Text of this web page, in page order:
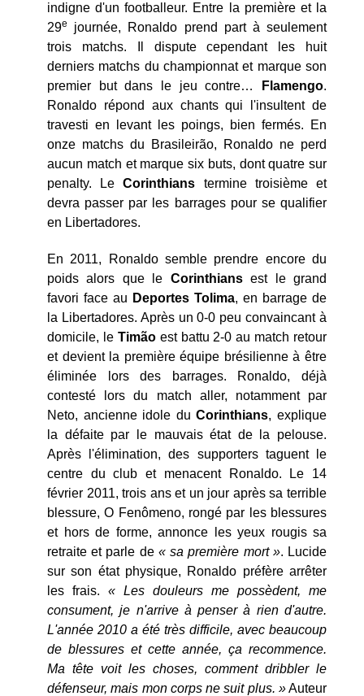
indigne d'un footballeur. Entre la première et la
29e
journée, Ronaldo prend part à seulement
trois matchs. Il dispute cependant les huit
derniers matchs du championnat et marque son
premier but dans le jeu contre…
Flamengo.
Ronaldo répond aux chants qui l'insultent de
travesti en levant les poings, bien fermés. En
onze matchs du Brasileirão, Ronaldo ne perd
aucun match et marque six buts, dont quatre sur
penalty. LeCorinthians termine troisième et
devra passer par les barrages pour se qualifier
en Libertadores.
En 2011, Ronaldo semble prendre encore du
poids alors que le Corinthiansest le grand
favori face au Deportes Tolima, en barrage de
la Libertadores. Après un 0-0 peu convaincant à
domicile, le Timãoest battu 2-0 au match retour
et devient la première équipe brésilienne à être
éliminée lors des barrages. Ronaldo, déjà
contesté lors du match aller, notamment par
Neto, ancienne idole duCorinthians, explique
la défaite par le mauvais état de la pelouse.
Après l'élimination, des supporters taguent le
centre du club et menacent Ronaldo. Le 14
février 2011, trois ans et un jour après sa terrible
blessure, O Fenômeno, rongé par les blessures
et hors de forme, annonce les yeux rougis sa
retraite et parle de « sa première mort ». Lucide
sur son état physique, Ronaldo préfère arrêter
les frais. « Les douleurs me possèdent, me
consument, je n'arrive à penser à rien d'autre.
L'année 2010 a été très difficile, avec beaucoup
de blessures et cette année, ça recommence.
Ma tête voit les choses, comment dribbler le
défenseur, mais mon corps ne suit plus. »Auteur